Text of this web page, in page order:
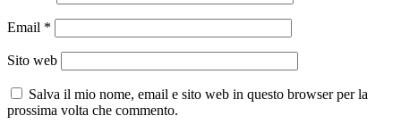
Email *
Sito web
Salva il mio nome, email e sito web in questo browser per la
prossima volta che commento.